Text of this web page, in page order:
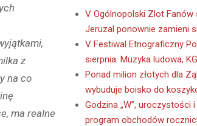
z
na co
ma realne
V Ogólnopolski Zlot Fanów
Jeruzal ponownie zamieni
V Festiwal Etnograficzny
sierpnia. Muzyka ludowa,
Ponad milion złotych dla
wybuduje boisko do
Godzina „W”, uroczystości
program obchodów